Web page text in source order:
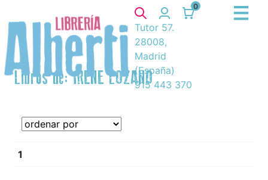
0
Tutor 57.
28008,
Madrid
(España)
915 443 370
Libros de: IRENE LOZANO
1